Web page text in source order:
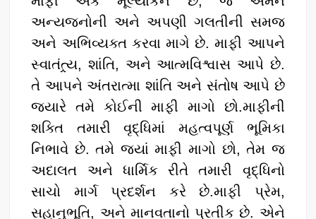
અન્યજનોની અને અપણી ગલતીની સમજ
અને અભિવ્યક્ત કરવા માગે છે. માફી આપને
સ્વાતંત્ર્ય, શાંતિ, અને આત્મવિશ્વાસ આપે છે.
તે આપને અંતરાત્મા શાંતિ અને સંતોષ આપે છે
જ્યારે તમે કોઈની માફી માગો છો.માફીની
શક્તિ તમારી વૃદ્ધિમાં મહત્વપૂર્ણ ભૂમિકા
નિભાવે છે. તમે જ્યાં માફી માગો છો, તેમ જ
અદાલત અને ધાર્મિક રીતે તમારી વૃદ્ધિનો
સાચો માર્ગ પ્રદર્શન કરે છે.માફી પ્રેમ,
સહાનુભૂતિ, અને માનવતાનો પ્રતીક છે. એને